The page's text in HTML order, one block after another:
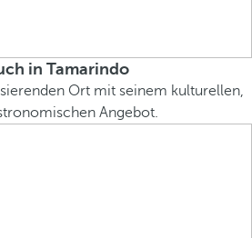
in Tamarindo
Ort mit seinem kulturellen,
Angebot.